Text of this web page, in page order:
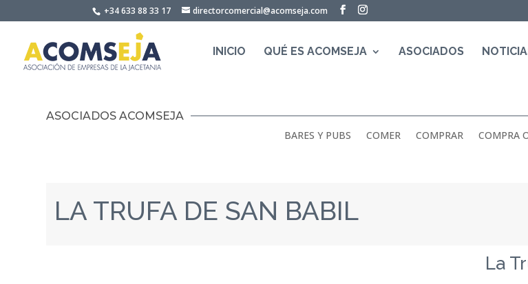
to
+34 633 88 33 17 directorcomercial@acomseja.com
INICIO QUÉ ES ACOMSEJA ASOCIADOS
ASOCIADOS ACOMSEJA
BARES Y PUBS
COMER COMPRAR COMPRA
LA TRUFA DE SAN BABIL
La